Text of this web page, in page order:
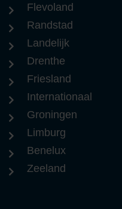
Flevoland
Randstad
Landelijk
Drenthe
Friesland
Internationaal
Groningen
Limburg
Benelux
Zeeland